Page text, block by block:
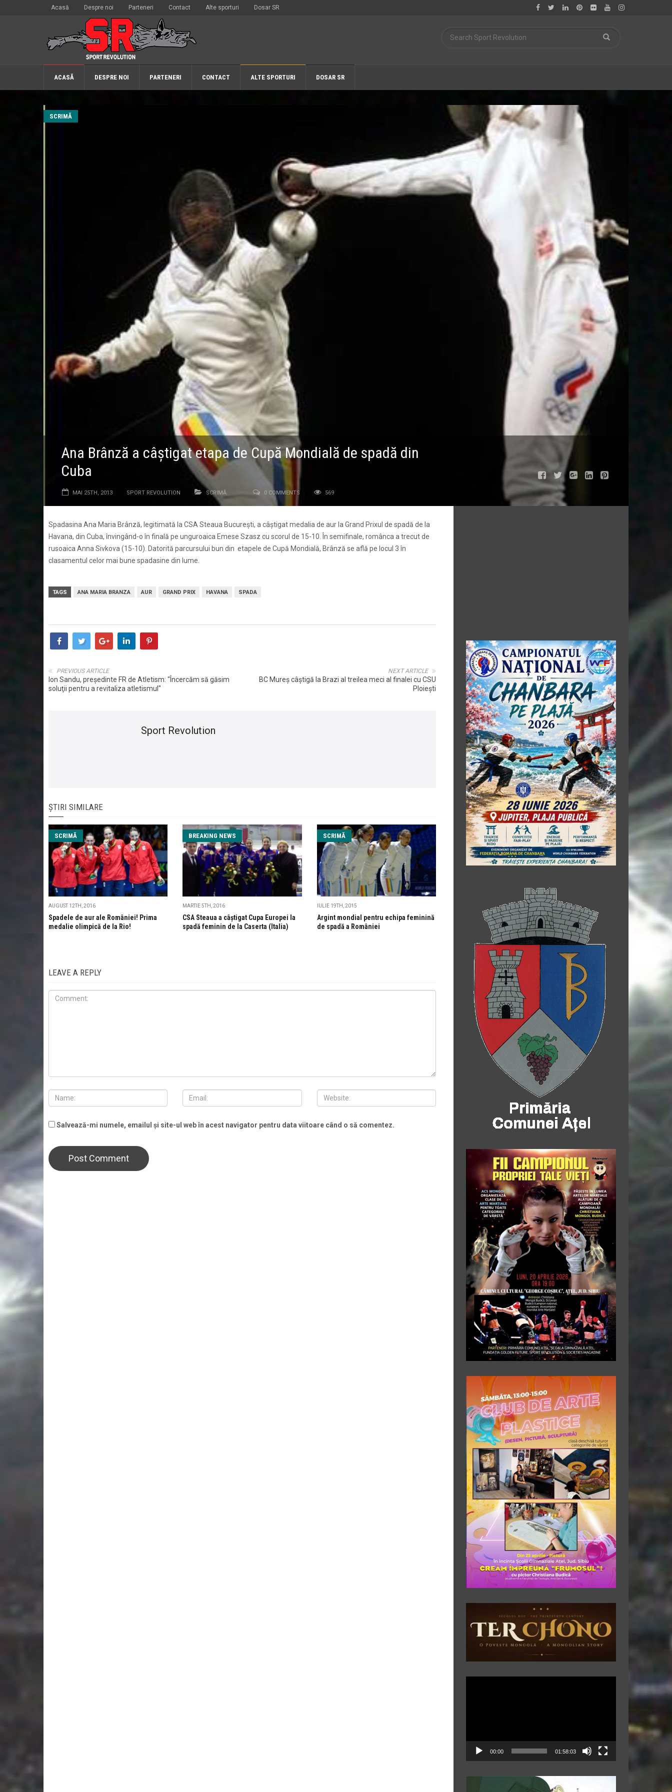
Acasă Despre noi Parteneri Contact Alte sporturi Dosar SR
ACASĂ DESPRE NOI PARTENERI CONTACT ALTE SPORTURI DOSAR SR
SCRIMĂ
Ana Brânză a câştigat etapa de Cupă Mondială de spadă din
Cuba
MAI 25TH, 2013 SPORT REVOLUTION SCRIMĂ 0 COMMENTS 569
Spadasina Ana Maria Brânză, legitimată la CSA Steaua Bucureşti, a câştigat medalia de aur la Grand Prixul de spadă de la
Havana, din Cuba, învingând-o în finală pe unguroaica Emese Szasz cu scorul de 15-10. În semifinale, românca a trecut de
rusoaica Anna Sivkova (15-10). Datorită parcursului bun din etapele de Cupă Mondială, Brânză se află pe locul 3 în
clasamentul celor mai bune spadasine din lume.
TAGS ANA MARIA BRANZA AUR GRAND PRIX HAVANA SPADA
NEXT ARTICLE
BC Mureș câștigă la Brazi al treilea meci al finalei cu CSU
Ploiești
PREVIOUS ARTICLE
Ion Sandu, preşedinte FR de Atletism: "Încercăm să găsim
soluţii pentru a revitaliza atletismul"
Sport Revolution
ȘTIRI SIMILARE
SCRIMĂ
AUGUST 12TH, 2016
Spadele de aur ale României! Prima
medalie olimpică de la Rio!
BREAKING NEWS
MARTIE 5TH, 2016
CSA Steaua a câștigat Cupa Europei la
spadă feminin de la Caserta (Italia)
SCRIMĂ
IULIE 19TH, 2015
Argint mondial pentru echipa feminină
de spadă a României
LEAVE A REPLY
Salvează-mi numele, emailul și site-ul web în acest navigator pentru data viitoare când o să comentez.
00:00 01:58:03